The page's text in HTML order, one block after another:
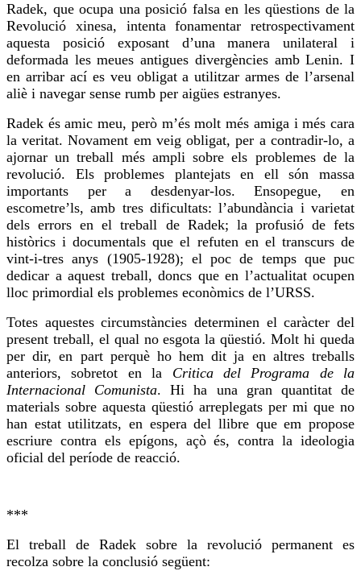
Radek, que ocupa una posició falsa en les qüestions de la
Revolució xinesa, intenta fonamentar retrospectivament
aquesta posició exposant d’una manera unilateral i
deformada les meues antigues divergències amb Lenin. I
en arribar ací es veuobligat a utilitzar armes de l’arsenal
aliè i navegar sense rumb per aigües estranyes.
Radek és amic meu, però m’és molt més amiga i més cara
la veritat. Novament em veig obligat, per a contradir-lo, a
ajornar un treball més ampli sobre els problemes de la
revolució. Els problemes plantejats en ell són massa
importants per a desdenyar-los.Ensopegue, en
escometre’ls, amb tres dificultats: l’abundància i varietat
dels errors en el treball de Radek; la profusió de fets
històrics i documentals queel refutenen el transcurs de
vint-i-tres anys (1905-1928); el poc de temps que puc
dedicar a aquest treball, doncs queen l’actualitat ocupen
lloc primordial els problemes econòmics de l’URSS.
Totes aquestes circumstàncies determinen el caràcter del
present treball, el qual no esgota la qüestió. Molt hi queda
per dir, en part perquè ho hem dit ja en altres treballs
anteriors, sobretot en la Critica del Programa de la
Internacional Comunista. Hi ha una gran quantitat de
materials sobre aquesta qüestió arreplegats per mi que no
han estat utilitzats, en espera del llibre que em propose
escriure contra els epígons, açò és, contra la ideologia
oficial del període de reacció.
***
El treball de Radek sobre la revolució permanent es
recolza sobre la conclusió següent: